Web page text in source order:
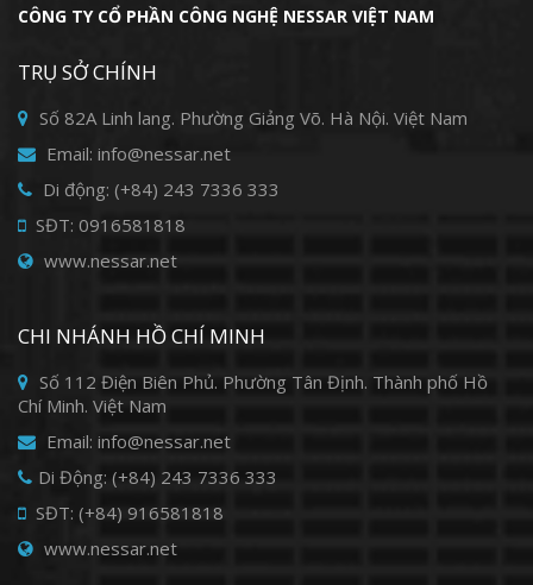
CÔNG TY CỔ PHẦN CÔNG NGHỆ NESSAR VIỆT NAM
TRỤ SỞ CHÍNH
Số 82A Linh lang. Phường Giảng Võ. Hà Nội. Việt Nam
Email: info@nessar.net
Di động: (+84) 243 7336 333
SĐT: 0916581818
www.nessar.net
CHI NHÁNH HỒ CHÍ MINH
Số 112 Điện Biên Phủ. Phường Tân Định. Thành phố Hồ
Chí Minh. Việt Nam
Email: info@nessar.net
Di Động: (+84) 243 7336 333
SĐT: (+84) 916581818
www.nessar.net